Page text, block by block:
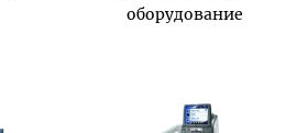
оборудование